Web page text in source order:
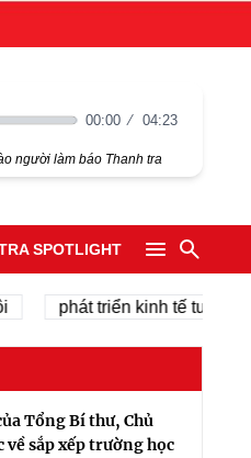
00:00 04:23
người làm báo Thanh tra
SPOTLIGHT
phát triển kinh tế tư nhân
Tổng Bí thư, Chủ
về sắp xếp trường học